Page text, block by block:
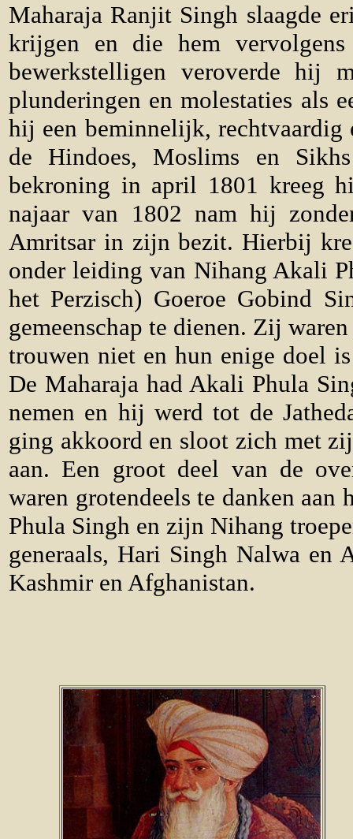
Maharaja Ranjit Singh slaagde
krijgen en die hem
bewerkstelligen veroverde hij
plunderingen en molestaties als
hij een beminnelijk, rechtvaardig
de Hindoes, Moslims en
bekroning in april 1801 kreeg
najaar van 1802 nam hij
Amritsar in zijn bezit. Hierbij
onder leiding van Nihang Akali
het Perzisch) Goeroe Gobind
gemeenschap te dienen. Zij
trouwen niet en hun enige doel
De Maharaja had Akali Phula
nemen en hij werd tot de
ging akkoord en sloot zich met
aan. Een groot deel van de
waren grotendeels te danken
Phula Singh en zijn Nihang
generaals, Hari Singh Nalwa
Kashmir en Afghanistan.